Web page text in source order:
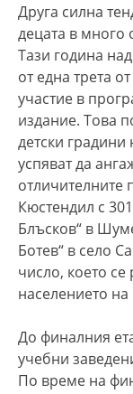
Друга силна
децата в много
Тази година
от една трета
участие в
издание. Това
детски градини
успяват да
отличителните
Кюстендил с
Блъсков“ в
Ботев“ в село
число, което се
населението на
До финалния
учебни
По време на